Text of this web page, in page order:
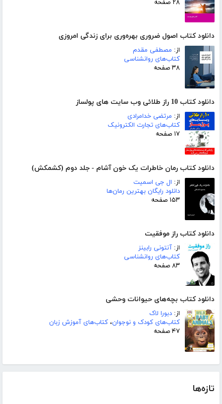
۲۸ صفحه
دانلود کتاب اصول ضروری بهره‌وری برای زندگی امروزی
از: مصطفی مقدم
کتاب‌های روانشناسی
۳۸ صفحه
دانلود کتاب 10 راز طلائی وب سایت های پولساز
از: مرتضی خدامرادی
کتاب‌های تجارت الکترونیک
۱۷ صفحه
دانلود کتاب رمان خاطرات یک خون آشام - جلد دوم (کشمکش)
از: ال جی اسمیت
دانلود رایگان بهترین رمان‌ها
۱۵۳ صفحه
دانلود کتاب راز موفقیت
از: آنتونی رابینز
کتاب‌های روانشناسی
۸۳ صفحه
دانلود کتاب بچه‌های حیوانات وحشی
از: دبورا لاک
کتاب‌های کودک و نوجوان، کتاب‌های آموزش زبان
۴۷ صفحه
تازه‌ها